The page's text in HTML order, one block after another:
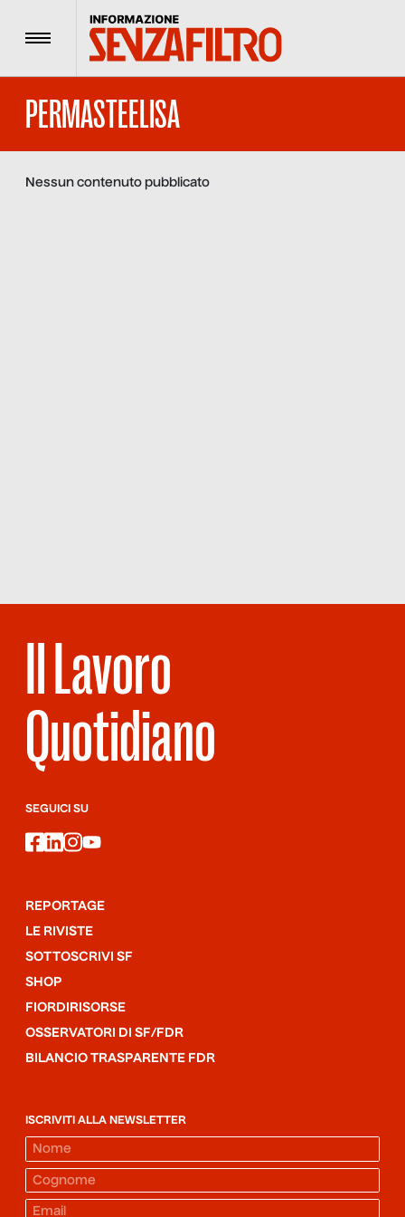
Menu
PERMASTEELISA
Nessun contenuto pubblicato
Il Lavoro
Quotidiano
SEGUICI SU
facebook
linkedin
instagram
youtube
REPORTAGE
LE RIVISTE
SOTTOSCRIVI SF
SHOP
FIORDIRISORSE
OSSERVATORI DI SF/FDR
BILANCIO TRASPARENTE FDR
ISCRIVITI ALLA NEWSLETTER